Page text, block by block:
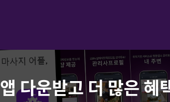
앱 다운받고 더 많은 혜